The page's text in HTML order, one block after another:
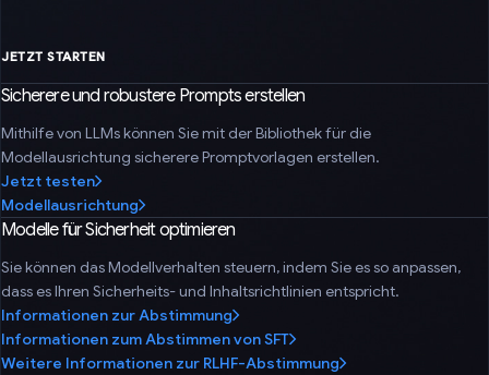
JETZT STARTEN
Sicherere und robustere Prompts erstellen
Mithilfe von LLMs können Sie mit der Bibliothek für die
Modellausrichtung sicherere Promptvorlagen erstellen.
Jetzt testen
Modellausrichtung
Modelle für Sicherheit optimieren
Sie können das Modellverhalten steuern, indem Sie es so anpassen,
dass es Ihren Sicherheits- und Inhaltsrichtlinien entspricht.
Informationen zur Abstimmung
Informationen zum Abstimmen von SFT
Weitere Informationen zur RLHF-Abstimmung